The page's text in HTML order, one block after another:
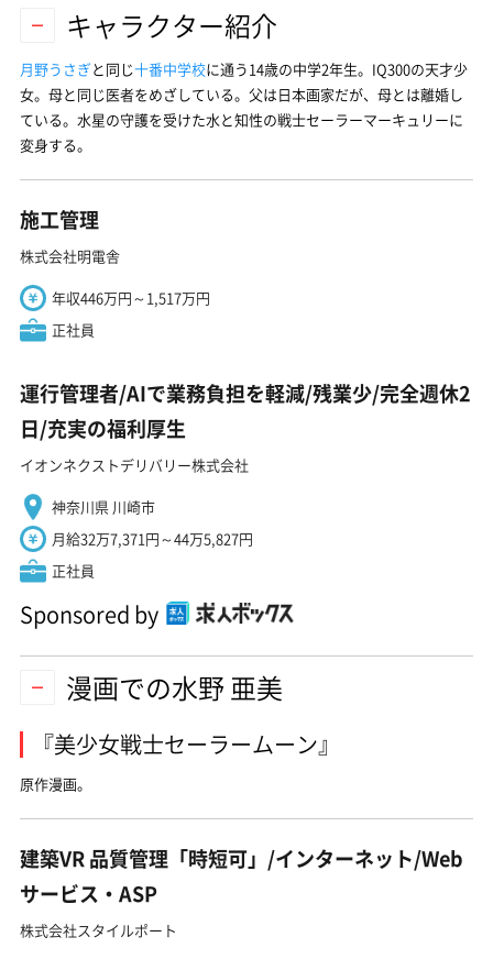
キャラクター紹介
月野うさぎと同じ十番中学校に通う14歳の中学2年生。IQ300の天才少
女。母と同じ医者をめざしている。父は日本画家だが、母とは離婚し
ている。水星の守護を受けた水と知性の戦士セーラーマーキュリーに
変身する。
施工管理
株式会社明電舎
年収446万円～1,517万円
正社員
運行管理者/AIで業務負担を軽減/残業少/完全週休2
日/充実の福利厚生
イオンネクストデリバリー株式会社
神奈川県 川崎市
月給32万7,371円～44万5,827円
正社員
Sponsored by
漫画での水野 亜美
『美少女戦士セーラームーン』
原作漫画。
建築VR 品質管理「時短可」/インターネット/Web
サービス・ASP
株式会社スタイルポート